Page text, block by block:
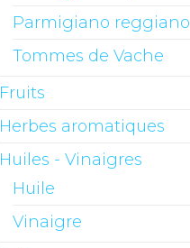
Parmigiano reggiano
Tommes de Vache
Fruits
Herbes aromatiques
Huiles - Vinaigres
Huile
Vinaigre